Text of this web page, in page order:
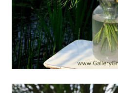
Volgende-
fout-